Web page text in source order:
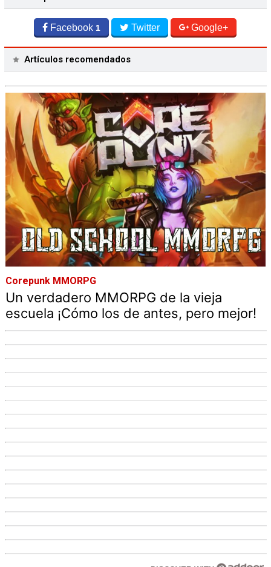
Facebook 1 Twitter Google+
Artículos recomendados
Corepunk MMORPG
Un verdadero MMORPG de la vieja
escuela ¡Cómo los de antes, pero mejor!